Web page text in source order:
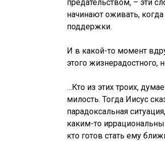
предательством, – эти
начинают оживать,
поддержки.
И в какой-то момент
этого жизнерадостного,
…Кто из этих троих,
милость. Тогда Иисус
парадоксальная
каким-то
кто готов стать ему